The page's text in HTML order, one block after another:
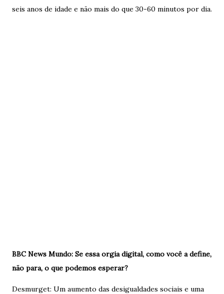
seis anos de idade e não mais do que 30-60 minutos por dia.
BBC News Mundo: Se essa orgia digital, como você a define,
não para, o que podemos esperar?
Desmurget: Um aumento das desigualdades sociais e uma